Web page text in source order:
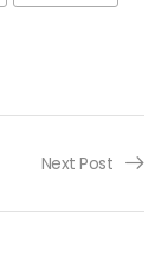
Next Post